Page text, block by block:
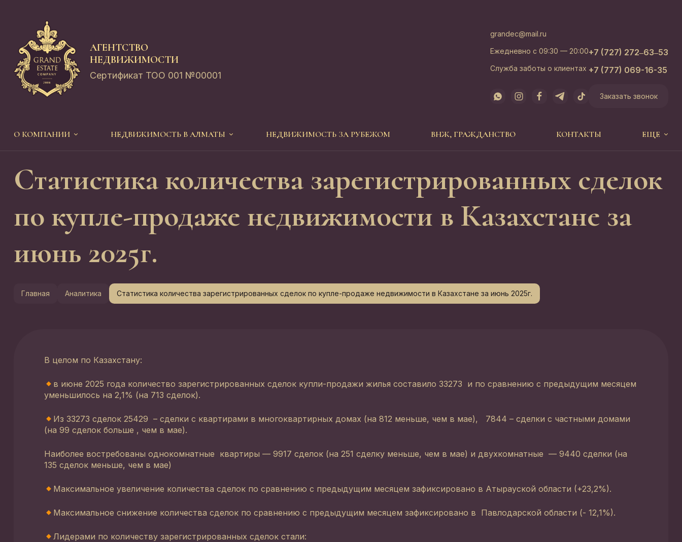
АГЕНТСТВО
НЕДВИЖИМОСТИ
Сертификат ТОО 001 №00001
grandec@mail.ru
Ежедневно с 09:30 — 20:00
Служба заботы о клиентах
+7 (727) 272‒63‒53
+7 (777) 069-16-35
Заказать звонок
О КОМПАНИИ НЕДВИЖИМОСТЬ В АЛМАТЫ НЕДВИЖИМОСТЬ ЗА РУБЕЖОМ ВНЖ, ГРАЖДАНСТВО КОНТАКТЫ ЕЩЕ
Статистика количества зарегистрированных сделок
по купле-продаже недвижимости в Казахстане за
июнь 2025г.
Главная Аналитика Статистика количества зарегистрированных сделок по купле-продаже недвижимости в Казахстане за июнь 2025г.
В целом по Казахстану:
в июне 2025 года количество зарегистрированных сделок купли-продажи жилья составило 33273 и по сравнению с предыдущим месяцем
уменьшилось на 2,1% (на 713 сделок).
Из 33273 сделок 25429 – сделки с квартирами в многоквартирных домах (на 812 меньше, чем в мае), 7844 – сделки с частными домами
(на 99 сделок больше , чем в мае).
Наиболее востребованы однокомнатные квартиры — 9917 сделок (на 251 сделку меньше, чем в мае) и двухкомнатные — 9440 сделки (на
135 сделок меньше, чем в мае)
Максимальное увеличение количества сделок по сравнению с предыдущим месяцем зафиксировано в Атырауской области (+23,2%).
Максимальное снижение количества сделок по сравнению с предыдущим месяцем зафиксировано в Павлодарской области (- 12,1%).
Лидерами по количеству зарегистрированных сделок стали: